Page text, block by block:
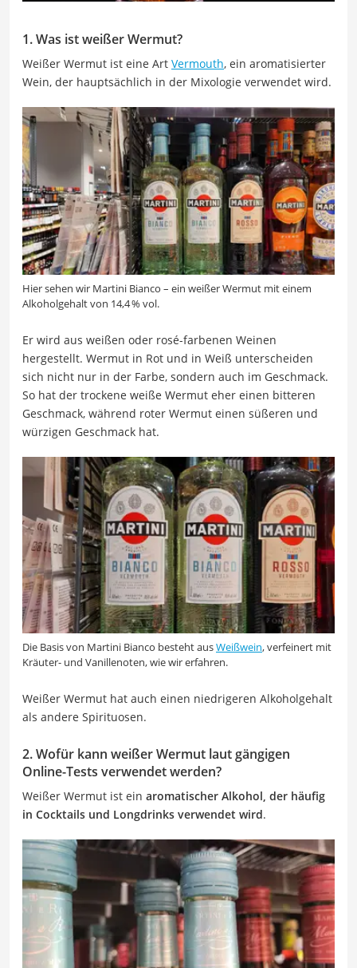
1. Was ist weißer Wermut?
Weißer Wermut ist eine Art Vermouth, ein aromatisierter
Wein, der hauptsächlich in der Mixologie verwendet wird.
Hier sehen wir Martini Bianco – ein weißer Wermut mit einem
Alkoholgehalt von 14,4 % vol.
Er wird aus weißen oder rosé-farbenen Weinen
hergestellt. Wermut in Rot und in Weiß unterscheiden
sich nicht nur in der Farbe, sondern auch im Geschmack.
So hat der trockene weiße Wermut eher einen bitteren
Geschmack, während roter Wermut einen süßeren und
würzigen Geschmack hat.
Die Basis von Martini Bianco besteht ausWeißwein, verfeinert mit
Kräuter- und Vanillenoten, wie wir erfahren.
Weißer Wermut hat auch einen niedrigeren Alkoholgehalt
als andere Spirituosen.
2. Wofür kann weißer Wermut laut gängigen
Online-Tests verwendet werden?
Weißer Wermut ist ein aromatischer Alkohol, der häufig
in Cocktails und Longdrinks verwendet wird.